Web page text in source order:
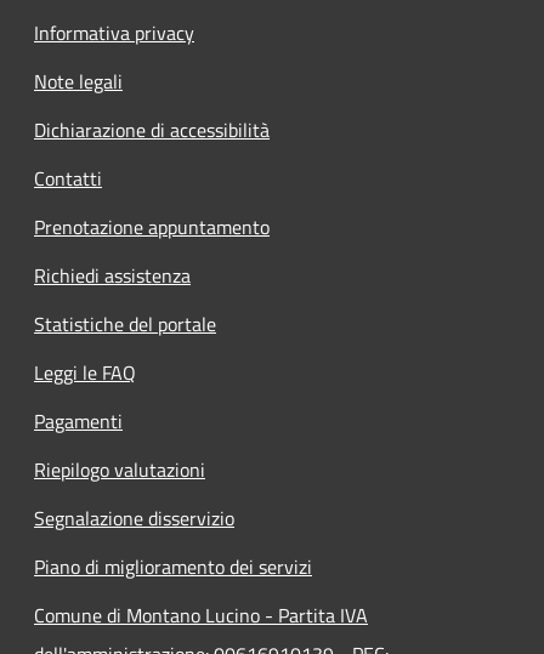
Informativa privacy
Note legali
Dichiarazione di accessibilità
Contatti
Prenotazione appuntamento
Richiedi assistenza
Statistiche del portale
Leggi le FAQ
Pagamenti
Riepilogo valutazioni
Segnalazione disservizio
Piano di miglioramento dei servizi
Comune di Montano Lucino - Partita IVA